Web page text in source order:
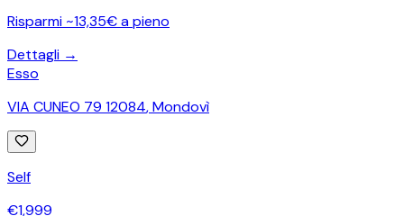
Risparmi ~13,35€ a pieno
Dettagli →
Esso
VIA CUNEO 79 12084,Mondovì
Self
€1,999